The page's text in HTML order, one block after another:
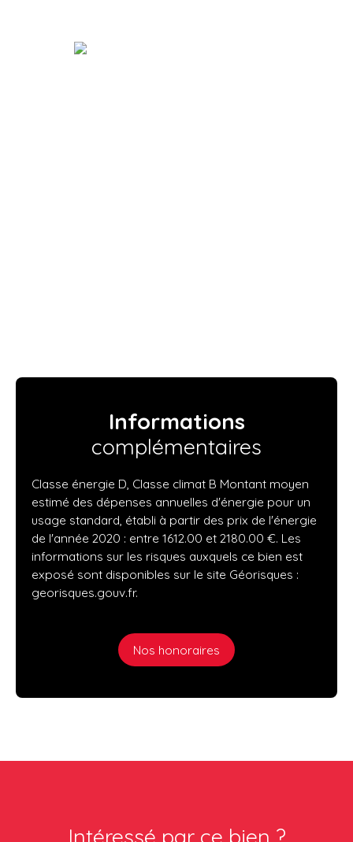
Informations
complémentaires
Classe énergie D, Classe climat B Montant moyen
estimé des dépenses annuelles d'énergie pour un
usage standard, établi à partir des prix de l'énergie
de l'année 2020 : entre 1612.00 et 2180.00 €. Les
informations sur les risques auxquels ce bien est
exposé sont disponibles sur le site Géorisques :
georisques.gouv.fr.
Nos honoraires
Intéressé par ce bien ?